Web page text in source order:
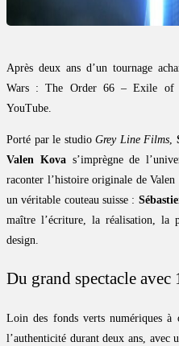
Après deux ans d’un tournage
Wars : The Order 66 – Exile of
YouTube.
Porté par le studioGrey Line Films,
Valen Kovas’imprègne de
raconter l’histoire originale de
un véritable couteau suisse :
maître l’écriture, la réalisation, la
design.
Du grand spectacle
Loin des fonds verts numériques à
l’authenticité durant deux ans, avec